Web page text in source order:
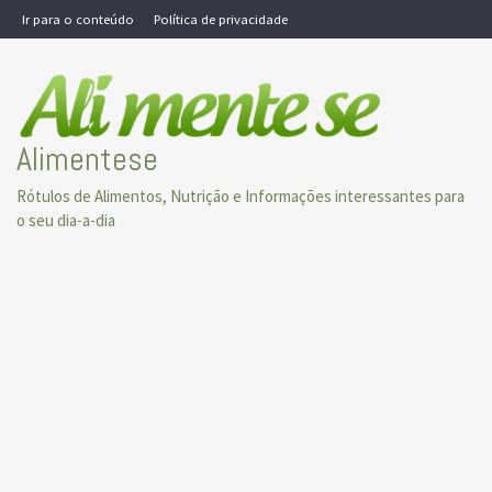
Skip
to
Ir para o conteúdo Política de privacidade
Alimentese
Rótulos de Alimentos, Nutrição e Informações interessantes para
o seu dia-a-dia